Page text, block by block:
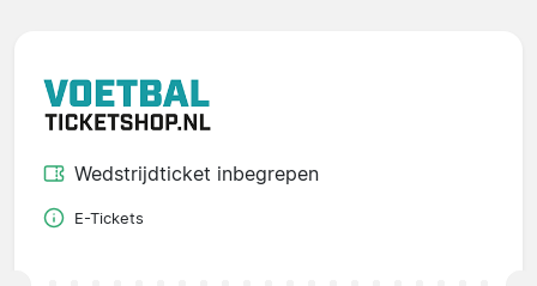
Wedstrijdticket inbegrepen
E-Tickets